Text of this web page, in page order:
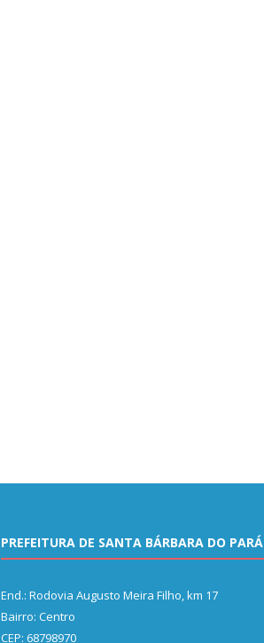
PREFEITURA DE SANTA BÁRBARA DO PARÁ
End.: Rodovia Augusto Meira Filho, km 17
Bairro: Centro
CEP: 68798970